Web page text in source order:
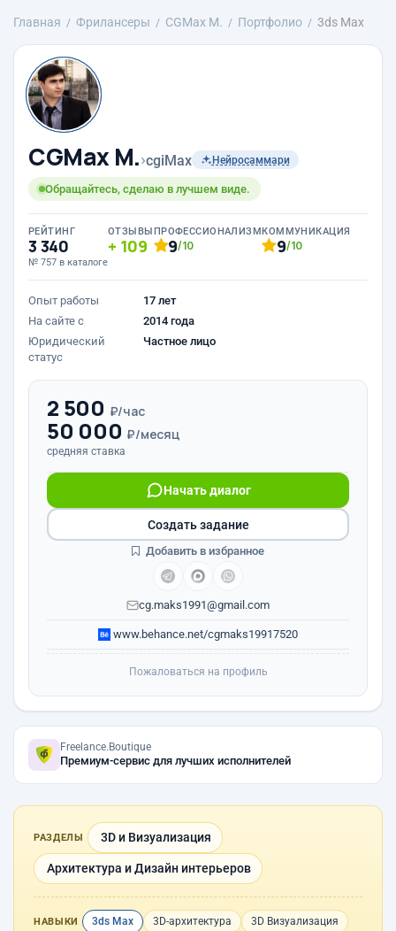
Главная Фрилансеры CGMax M. Портфолио 3ds Max
CGMax M.›cgiMax Нейросаммари
Обращайтесь, сделаю в лучшем виде.
РЕЙТИНГ
3 340
№ 757 в каталоге
ОТЗЫВЫ
109
ПРОФЕССИОНАЛИЗМ
9/10
КОММУНИКАЦИЯ
9/10
Опыт работы
17 лет
На сайте с
2014 года
Юридический
статус
Частное лицо
2 500 ₽/час
50 000 ₽/месяц
средняя ставка
Начать диалог
cg.maks1991@gmail.com
www.behance.net/cgmaks19917520
Создать задание
Добавить в избранное
Пожаловаться на профиль
Freelance.Boutique
Премиум-сервис для лучших исполнителей
РАЗДЕЛЫ 3D и Визуализация
Архитектура и Дизайн интерьеров
НАВЫКИ 3ds Max 3D-архитектура
3D Визуализация